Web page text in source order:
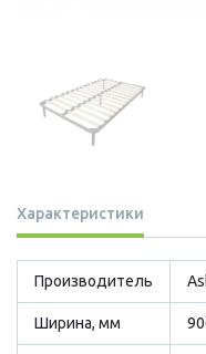
Характеристики
Производитель
Ширина, мм